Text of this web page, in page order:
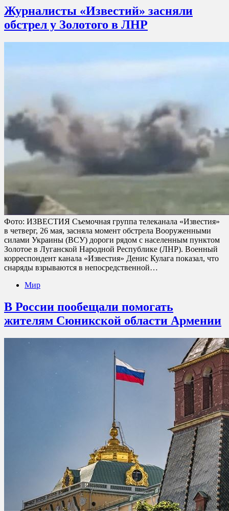
Журналисты «Известий» засняли
обстрел у Золотого в ЛНР
Фото: ИЗВЕСТИЯ Съемочная группа телеканала «Известия»
в четверг, 26 мая, засняла момент обстрела Вооруженными
силами Украины (ВСУ) дороги рядом с населенным пунктом
Золотое в Луганской Народной Республике (ЛНР). Военный
корреспондент канала «Известия» Денис Кулага показал, что
снаряды взрываются в непосредственной…
Мир
В России пообещали помогать
жителям Сюникской области Армении